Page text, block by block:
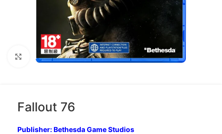
Nhấp để phóng to
Fallout 76
Publisher: Bethesda Game Studios